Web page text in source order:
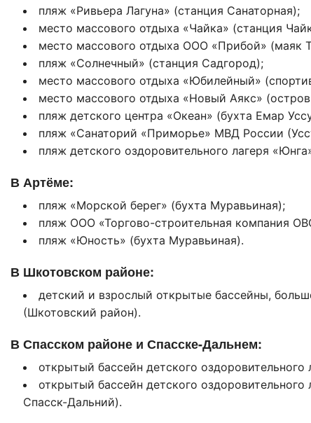
пляж «Ривьера Лагуна» (станция Санаторная);
место массового отдыха «Чайка» (станция
место массового отдыха ООО «Прибой» (маяк
пляж «Солнечный» (станция Садгород);
место массового отдыха «Юбилейный»
место массового отдыха «Новый Аякс»
пляж детского центра «Океан» (бухта Емар
пляж «Санаторий «Приморье» МВД России
пляж детского оздоровительного лагеря
В Артёме:
пляж «Морской берег» (бухта Муравьиная);
пляж ООО «Торгово-строительная компания
пляж «Юность» (бухта Муравьиная).
В Шкотовском районе:
детский и взрослый открытые бассейны,
(Шкотовский район).
В Спасском районе и Спасске-Дальнем:
открытый бассейн детского
открытый бассейн детского
Спасск-Дальний).